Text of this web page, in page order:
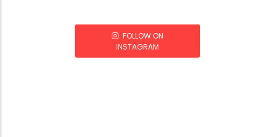
FOLLOW ON
INSTAGRAM